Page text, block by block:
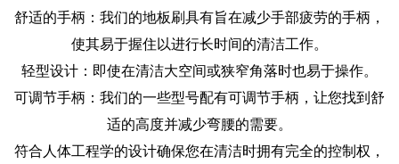
舒适的手柄：我们的地板刷具有旨在减少手部疲劳的手柄，
使其易于握住以进行长时间的清洁工作。
轻型设计：即使在清洁大空间或狭窄角落时也易于操作。
可调节手柄：我们的一些型号配有可调节手柄，让您找到舒
适的高度并减少弯腰的需要。
符合人体工程学的设计确保您在清洁时拥有完全的控制权，